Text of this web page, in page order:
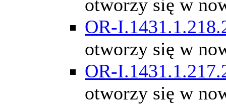
otworzy się w
OR-
otworzy się w
OR-
otworzy się w